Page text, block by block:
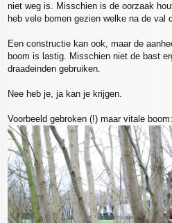
niet weg is. Misschien is de oorzaak
heb vele bomen gezien welke na de val
Een constructie kan ook, maar de
boom is lastig. Misschien niet de bast
draadeinden gebruiken.
Nee heb je, ja kan je krijgen.
Voorbeeld gebroken (!) maar vitale boom: